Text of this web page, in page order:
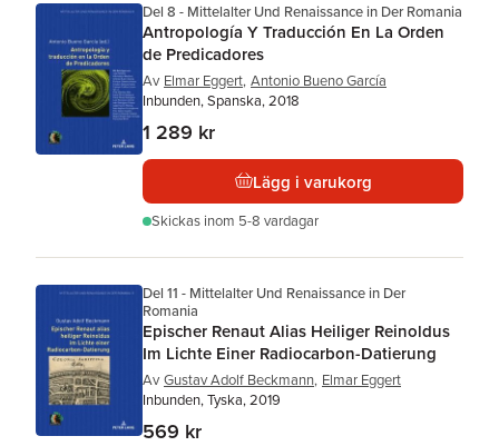
Del 8 - Mittelalter Und Renaissance in Der Romania
Antropología Y Traducción En La Orden
de Predicadores
Av Elmar Eggert, Antonio Bueno García
Inbunden, Spanska, 2018
1 289 kr
Lägg i varukorg
Skickas inom 5-8 vardagar
Del 11 - Mittelalter Und Renaissance in Der
Romania
Epischer Renaut Alias Heiliger Reinoldus
Im Lichte Einer Radiocarbon-Datierung
Av Gustav Adolf Beckmann, Elmar Eggert
Inbunden, Tyska, 2019
569 kr